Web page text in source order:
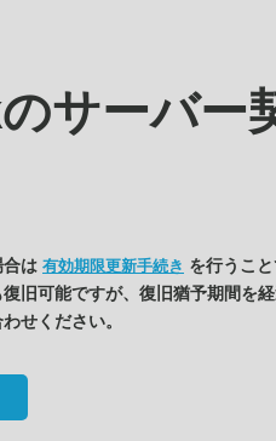
サーバー
合は 有効期限更新手続き を行うこ
旧可能ですが、復旧猶予期間を
せください。